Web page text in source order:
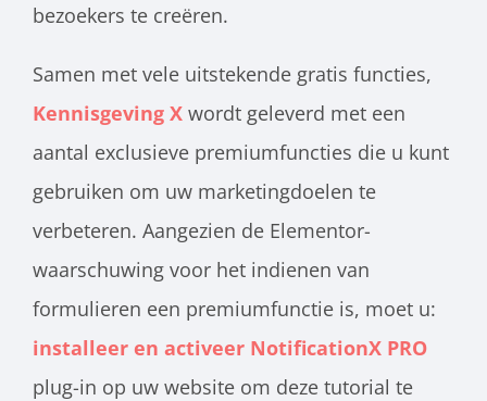
bezoekers te creëren.
Samen met vele uitstekende gratis functies,
Kennisgeving X wordt geleverd met een
aantal exclusieve premiumfuncties die u kunt
gebruiken om uw marketingdoelen te
verbeteren. Aangezien de Elementor-
waarschuwing voor het indienen van
formulieren een premiumfunctie is, moet u:
installeer en activeer NotificationX PRO
plug-in op uw website om deze tutorial te